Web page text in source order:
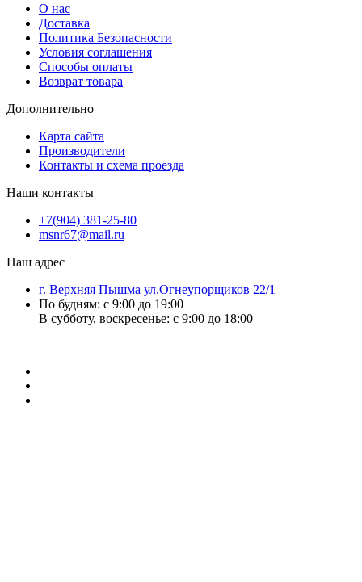
О нас
Доставка
Политика Безопасности
Условия соглашения
Способы оплаты
Возврат товара
Дополнительно
Карта сайта
Производители
Контакты и схема проезда
Наши контакты
+7(904) 381-25-80
msnr67@mail.ru
Наш адрес
г. Верхняя Пышма ул.Огнеупорщиков 22/1
По будням: с 9:00 до 19:00
В субботу, воскресенье: с 9:00 до 18:00